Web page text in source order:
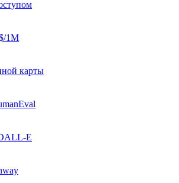
1M
карты
E